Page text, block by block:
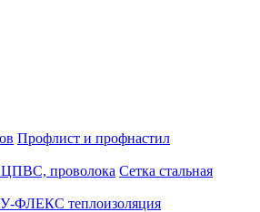
Профлист и профнастил
ЦПВС, проволока Сетка стальная
ФЛЕКС теплоизоляция